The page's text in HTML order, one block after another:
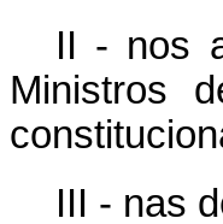
II - nos
Ministros
III - nas